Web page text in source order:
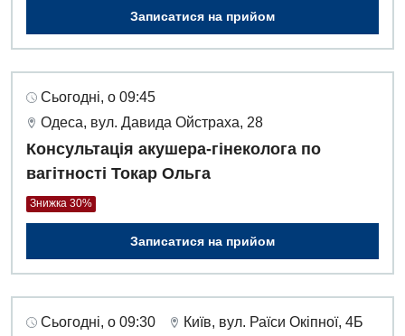
Записатися на прийом
Сьогодні, о 09:45
Одеса, вул. Давида Ойстраха, 28
Консультація акушера-гінеколога по
вагітності Токар Ольга
Знижка 30%
Записатися на прийом
Сьогодні, о 09:30 Київ, вул. Раїси Окіпної, 4Б